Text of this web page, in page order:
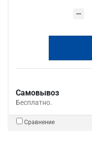
Самовывоз
Бесплатно.
Сравнение